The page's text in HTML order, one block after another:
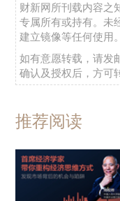
财新网所刊载内容之
专属所有或持有。未
建立镜像等任何使用。
如有意愿转载，请发
确认及授权后，方可
推荐阅读